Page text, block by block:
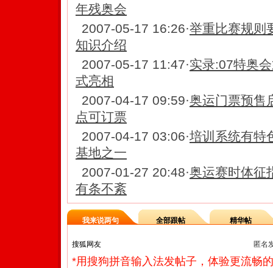
年残奥会
2007-05-17 16:26·举重比赛规则
知识介绍
2007-05-17 11:47·实录:07特奥
式亮相
2007-04-17 09:59·奥运门票预售
点可订票
2007-04-17 03:06·培训系统有特
基地之一
2007-01-27 20:48·奥运赛时体征
有条不紊
我来说两句 全部跟帖 精华帖
匿名
*用搜狗拼音输入法发帖子，体验更流畅